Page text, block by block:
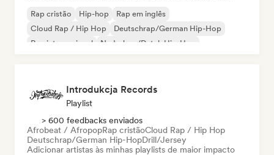
Rap cristão Hip-hop
Rap em inglês
Cloud Rap / Hip Hop
Deutschrap/German Hip-Hop
Rap internacional
Nederhop/Dutch Hip-Hop
Introdukcja Records
Playlist
> 600 feedbacks enviados
Afrobeat / AfropopRap cristãoCloud Rap / Hip Hop
Deutschrap/German Hip-HopDrill/Jersey
Adicionar artistas às minhas playlists de maior impacto